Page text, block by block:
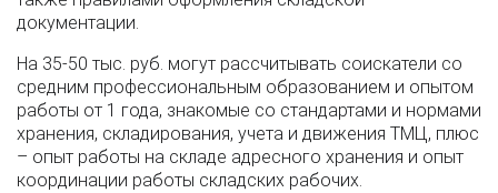
документации.
На 35-50 тыс. руб. могут рассчитывать соискатели со
средним профессиональным образованием и опытом
работы от 1 года, знакомые со стандартами и нормами
хранения, складирования, учета и движения ТМЦ, плюс
– опыт работы на складе адресного хранения и опыт
координации работы складских рабочих.